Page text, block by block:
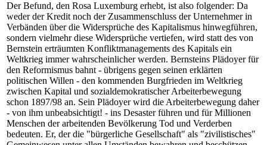
Der Befund, den Rosa Luxemburg erhebt, ist also folgender: Da
weder der Kredit noch der Zusammenschluss der Unternehmer in
Verbänden über die Widersprüche des Kapitalismus hinwegführen,
sondern vielmehr diese Widersprüche vertiefen, wird statt des von
Bernstein erträumten Konfliktmanagements des Kapitals ein
Weltkrieg immer wahrscheinlicher werden. Bernsteins Plädoyer für
den Reformismus bahnt - übrigens gegen seinen erklärten
politischen Willen - den kommenden Burgfrieden im Weltkrieg
zwischen Kapital und sozialdemokratischer Arbeiterbewegung
schon 1897/98 an. Sein Plädoyer wird die Arbeiterbewegung daher
- von ihm unbeabsichtigt! - ins Desaster führen und für Millionen
Menschen der arbeitenden Bevölkerung Tod und Verderben
bedeuten. Er, der die "bürgerliche Gesellschaft" als "zivilistisches"